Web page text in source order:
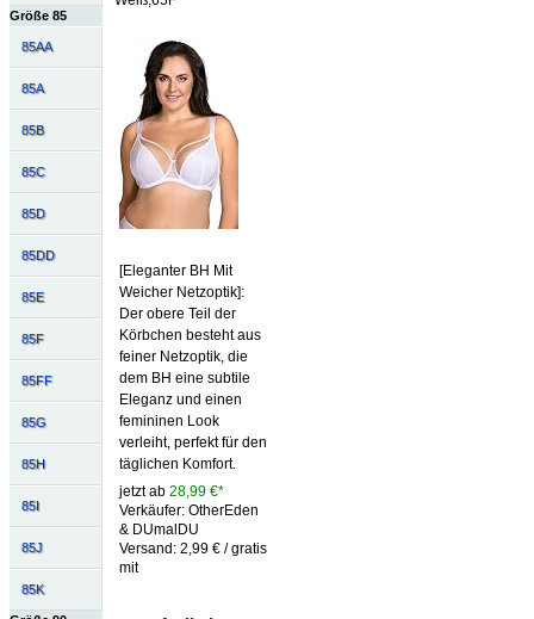
Größe 85
85AA
85A
85B
85C
85D
85DD
85E
85F
85FF
85G
85H
85I
85J
85K
[Eleganter BH Mit
Weicher Netzoptik]:
Der obere Teil der
Körbchen besteht aus
feiner Netzoptik, die
dem BH eine subtile
Eleganz und einen
femininen Look
verleiht, perfekt für den
täglichen Komfort.
jetzt ab 28,99 €*
Verkäufer: OtherEden
& DUmalDU
Versand: 2,99 € / gratis
mit